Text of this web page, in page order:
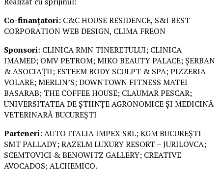
Co-finanțatori: C&C HOUSE RESIDENCE, S&I BEST
CORPORATION WEB DESIGN, CLIMA FREON
Sponsori: CLINICA RMN TINERETULUI; CLINICA
IMAMED; OMV PETROM; MIKO BEAUTY PALACE; ȘERBAN
& ASOCIAȚII; ESTEEM BODY SCULPT & SPA; PIZZERIA
VOLARE; MERLIN’S; DOWNTOWN FITNESS MATEI
BASARAB; THE COFFEE HOUSE; CLAUMAR PESCAR;
UNIVERSITATEA DE ȘTIINȚE AGRONOMICE ȘI MEDICINĂ
VETERINARĂ BUCUREȘTI
Parteneri: AUTO ITALIA IMPEX SRL; KGM BUCUREȘTI –
SMT PALLADY; RAZELM LUXURY RESORT – JURILOVCA;
SCEMTOVICI & BENOWITZ GALLERY; CREATIVE
AVOCADOS; ALCHEMICO.